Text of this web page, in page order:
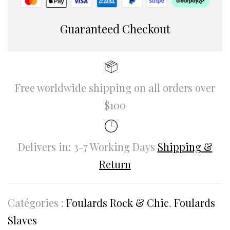
Guaranteed Checkout
Free worldwide shipping on all orders over
$100
Delivers in: 3-7 Working Days Shipping &
Return
Catégories : Foulards Rock & Chic, Foulards
Slaves